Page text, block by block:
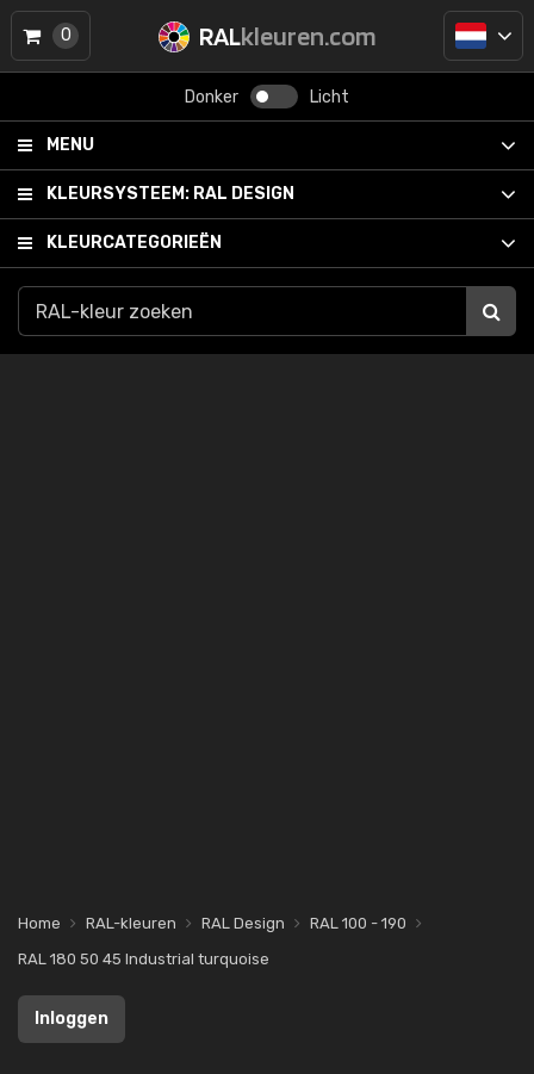
RALkleuren.com
Donker Licht
MENU
KLEURSYSTEEM: RAL DESIGN
KLEURCATEGORIEËN
0
Home RAL-kleuren RAL Design
RAL 100 - 190
RAL 180 50 45 Industrial turquoise
Inloggen